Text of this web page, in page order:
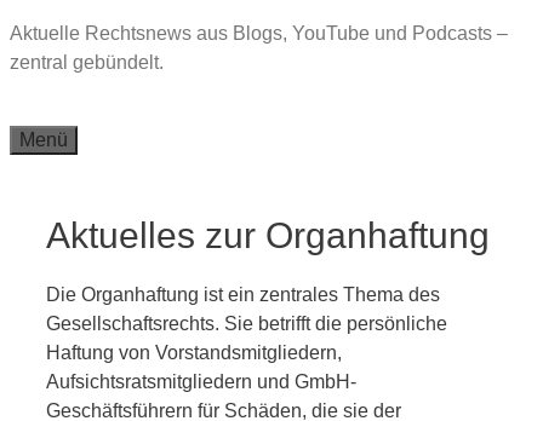
Zum
Inhalt
Aktuelle Rechtsnews aus Blogs, YouTube und Podcasts –
zentral gebündelt.
Menü
Aktuelles zur Organhaftung
Die Organhaftung ist ein zentrales Thema des
Gesellschaftsrechts. Sie betrifft die persönliche
Haftung von Vorstandsmitgliedern,
Aufsichtsratsmitgliedern und GmbH-
Geschäftsführern für Schäden, die sie der